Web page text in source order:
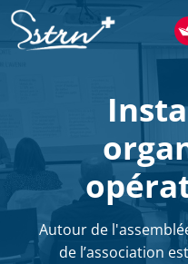
Aller au contenu principal
SSTRN
Autour de
de l’association